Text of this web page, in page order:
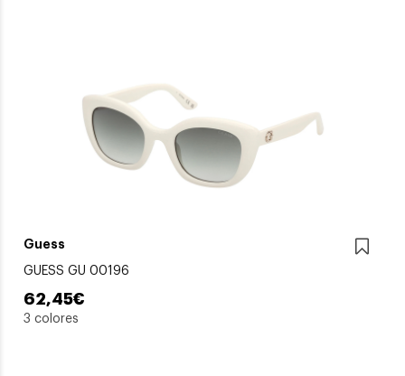
Guess
GUESS GU 00196
62,45€
3 colores